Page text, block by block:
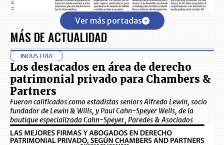
Ver más portadas
MÁS DE ACTUALIDAD
INDUSTRIA
Los destacados en área de derecho
patrimonial privado para Chambers &
Partners
Fueron calificados como estadistas seniors Alfredo Lewin, socio
fundador de Lewin & Wills, y Paul Cahn-Speyer Wells, de la
boutique especializada Cahn-Speyer, Paredes & Asociados